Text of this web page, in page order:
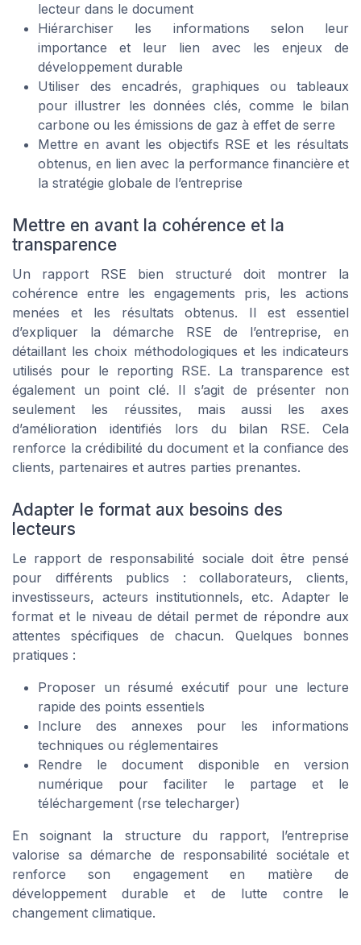
lecteur dans le document
Hiérarchiser les informations selon leur
importance et leur lien avec les enjeux de
développement durable
Utiliser des encadrés, graphiques ou tableaux
pour illustrer les données clés, comme le bilan
carbone ou les émissions de gaz à effet de serre
Mettre en avant les objectifs RSE et les résultats
obtenus, en lien avec la performance financière et
la stratégie globale de l’entreprise
Mettre en avant la cohérence et la
transparence
Un rapport RSE bien structuré doit montrer la
cohérence entre les engagements pris, les actions
menées et les résultats obtenus. Il est essentiel
d’expliquer la démarche RSE de l’entreprise, en
détaillant les choix méthodologiques et les indicateurs
utilisés pour le reporting RSE. La transparence est
également un point clé. Il s’agit de présenter non
seulement les réussites, mais aussi les axes
d’amélioration identifiés lors du bilan RSE. Cela
renforce la crédibilité du document et la confiance des
clients, partenaires et autres parties prenantes.
Adapter le format aux besoins des
lecteurs
Le rapport de responsabilité sociale doit être pensé
pour différents publics : collaborateurs, clients,
investisseurs, acteurs institutionnels, etc. Adapter le
format et le niveau de détail permet de répondre aux
attentes spécifiques de chacun. Quelques bonnes
pratiques :
Proposer un résumé exécutif pour une lecture
rapide des points essentiels
Inclure des annexes pour les informations
techniques ou réglementaires
Rendre le document disponible en version
numérique pour faciliter le partage et le
téléchargement (rse telecharger)
En soignant la structure du rapport, l’entreprise
valorise sa démarche de responsabilité sociétale et
renforce son engagement en matière de
développement durable et de lutte contre le
changement climatique.